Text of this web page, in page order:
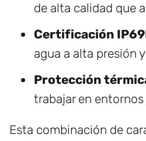
de alta calidad que
Certificación
agua a alta presión
Protección
trabajar en
Esta combinación de